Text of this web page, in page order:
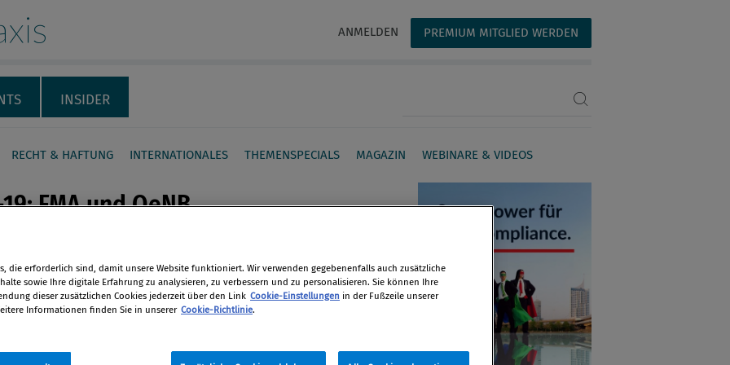
ANMELDEN PREMIUM MITGLIED WERDEN
INSIDER
RECHT & HAFTUNG INTERNATIONALES THEMENSPECIALS MAGAZIN WEBINARE & VIDEOS
FMA und OeNB
unterstützen EZB-Maßnahmen
die erforderlich sind, damit unsere Website funktioniert. Wir verwenden gegebenenfalls auch zusätzliche
sowie Ihre digitale Erfahrung zu analysieren, zu verbessern und zu personalisieren. Sie können Ihre
dieser zusätzlichen Cookies jederzeit über den Link Cookie-Einstellungen in der Fußzeile unserer
Informationen finden Sie in unserer Cookie-Richtlinie.